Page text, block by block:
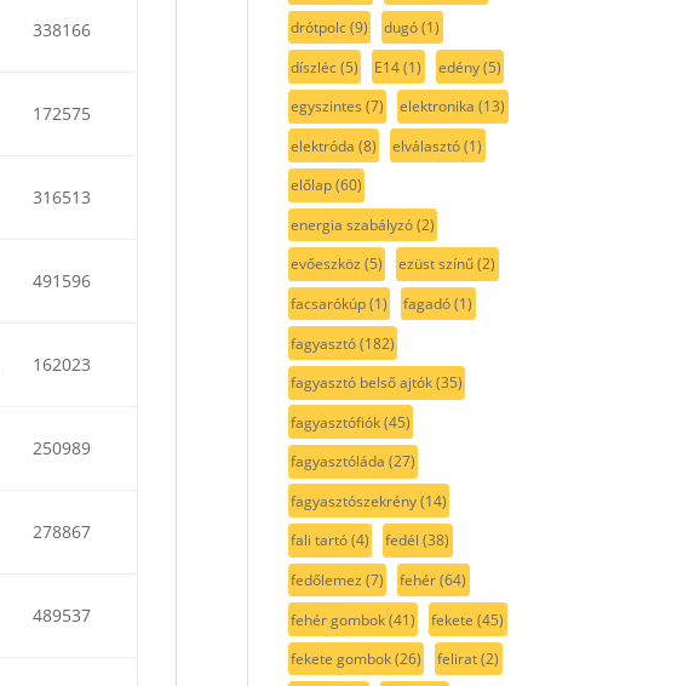
338166
172575
316513
491596
162023
250989
278867
489537
drótpolc(9) dugó(1)
díszléc(5) E14(1) edény(5)
egyszintes (7) elektronika (13)
elektróda (8) elválasztó(1)
előlap(60)
energia szabályzó(2)
evőeszköz (5) ezüst színű(2)
facsarókúp(1) fagadó(1)
fagyasztó(182)
fagyasztó belső ajtók(35)
fagyasztófiók(45)
fagyasztóláda (27)
fagyasztószekrény(14)
fali tartó(4) fedél (38)
fedőlemez (7) fehér(64)
fehér gombok(41) fekete (45)
fekete gombok(26) felirat(2)